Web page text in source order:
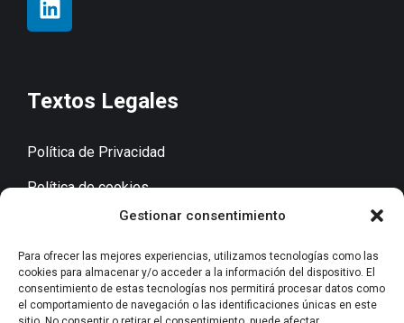
Gestionar consentimiento
Para ofrecer las mejores experiencias, utilizamos tecnologías como las
cookies para almacenar y/o acceder a la información del dispositivo. El
consentimiento de estas tecnologías nos permitirá procesar datos como
el comportamiento de navegación o las identificaciones únicas en este
Textos Legales
Política de Privacidad
Política de cookies
Accesibilidad